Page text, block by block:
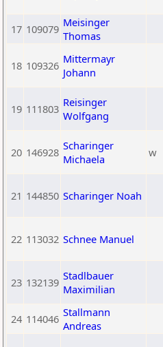
17 109079 Meisinger
Thomas
18 109326 Mittermayr
Johann
19 111803 Reisinger
Wolfgang
20 146928 Scharinger
Michaela
w
21 144850 Scharinger Noah
22 113032 Schnee Manuel
23 132139 Stadlbauer
Maximilian
24 114046 Stallmann
Andreas